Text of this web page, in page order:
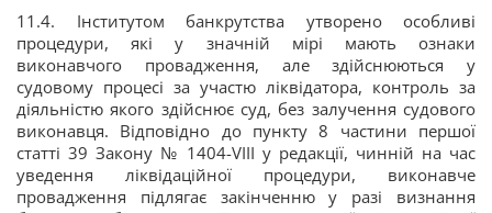
11.4. Інститутом банкрутства утворено особливі
процедури, які у значній мірі мають ознаки
виконавчого провадження, але здійснюються у
судовому процесі за участю ліквідатора, контроль за
діяльністю якого здійснює суд, без залучення судового
виконавця. Відповідно до пункту 8 частини першої
статті 39 Закону № 1404-VIII у редакції, чинній на час
уведення ліквідаційної процедури, виконавче
провадження підлягає закінченню у разі визнання